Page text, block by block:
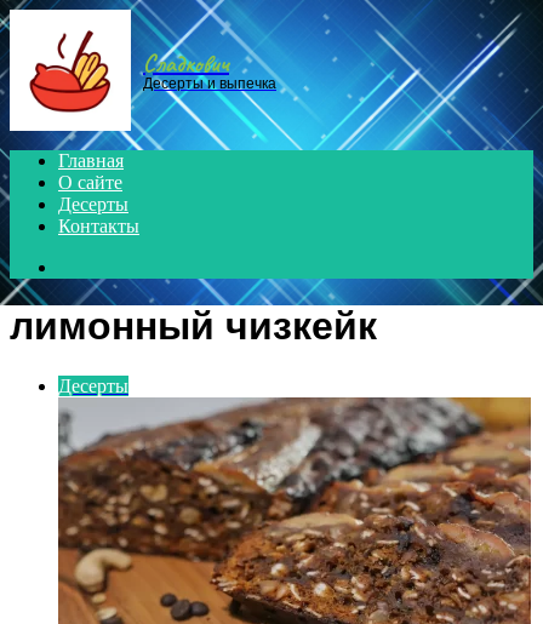
Menu
Сладкович
Десерты и выпечка
Главная
О сайте
Десерты
Контакты
лимонный чизкейк
Десерты